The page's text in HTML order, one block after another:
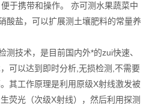
于携带和操作。 亦可测水果蔬菜中
酸盐，可以扩展测土壤肥料的常量养
测技术，是目前国内外*的zui快速、
可以达到即时分析,无损检测,不需要
其工作原理是利用原级X射线激发被
荧光（次级X射线），然后利用探测